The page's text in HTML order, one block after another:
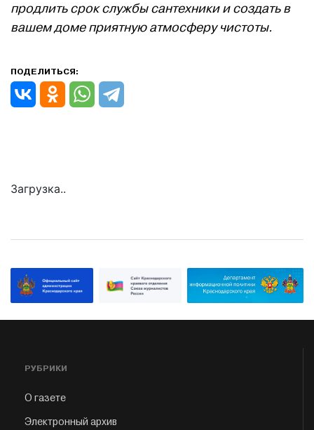
продлить срок службы сантехники и создать в
вашем доме приятную атмосферу чистоты.
ПОДЕЛИТЬСЯ:
Загрузка..
РУБРИКИ
О газете
Электронный архив